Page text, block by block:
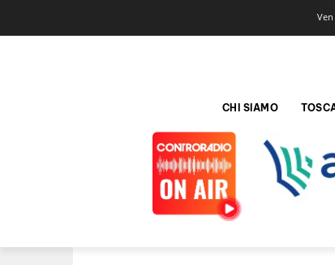
CHI SIAMO